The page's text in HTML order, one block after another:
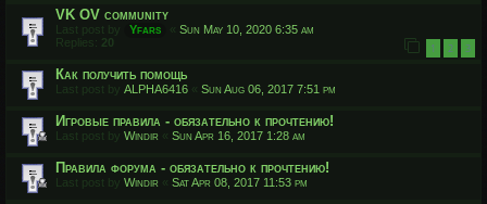
VK OV community
Last post by Yfars « Sun May 10, 2020 6:35 am
Replies: 20 1 2 3
Как получить помощь
Last post by ALPHA6416 « Sun Aug 06, 2017 7:51 pm
Игровые правила - обязательно к прочтению!
Last post by Windir « Sun Apr 16, 2017 1:28 am
Правила форума - обязательно к прочтению!
Last post by Windir « Sat Apr 08, 2017 11:53 pm